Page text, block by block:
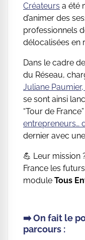
Créateurs a été
d’animer des
professionnels
délocalisées en
Dans le cadre
du Réseau,
Juliane
se sont ainsi
“Tour de
entrepreneurs…
dernier avec
💪 Leur mission
France les
module Tous
➡️ On fait le
parcours :